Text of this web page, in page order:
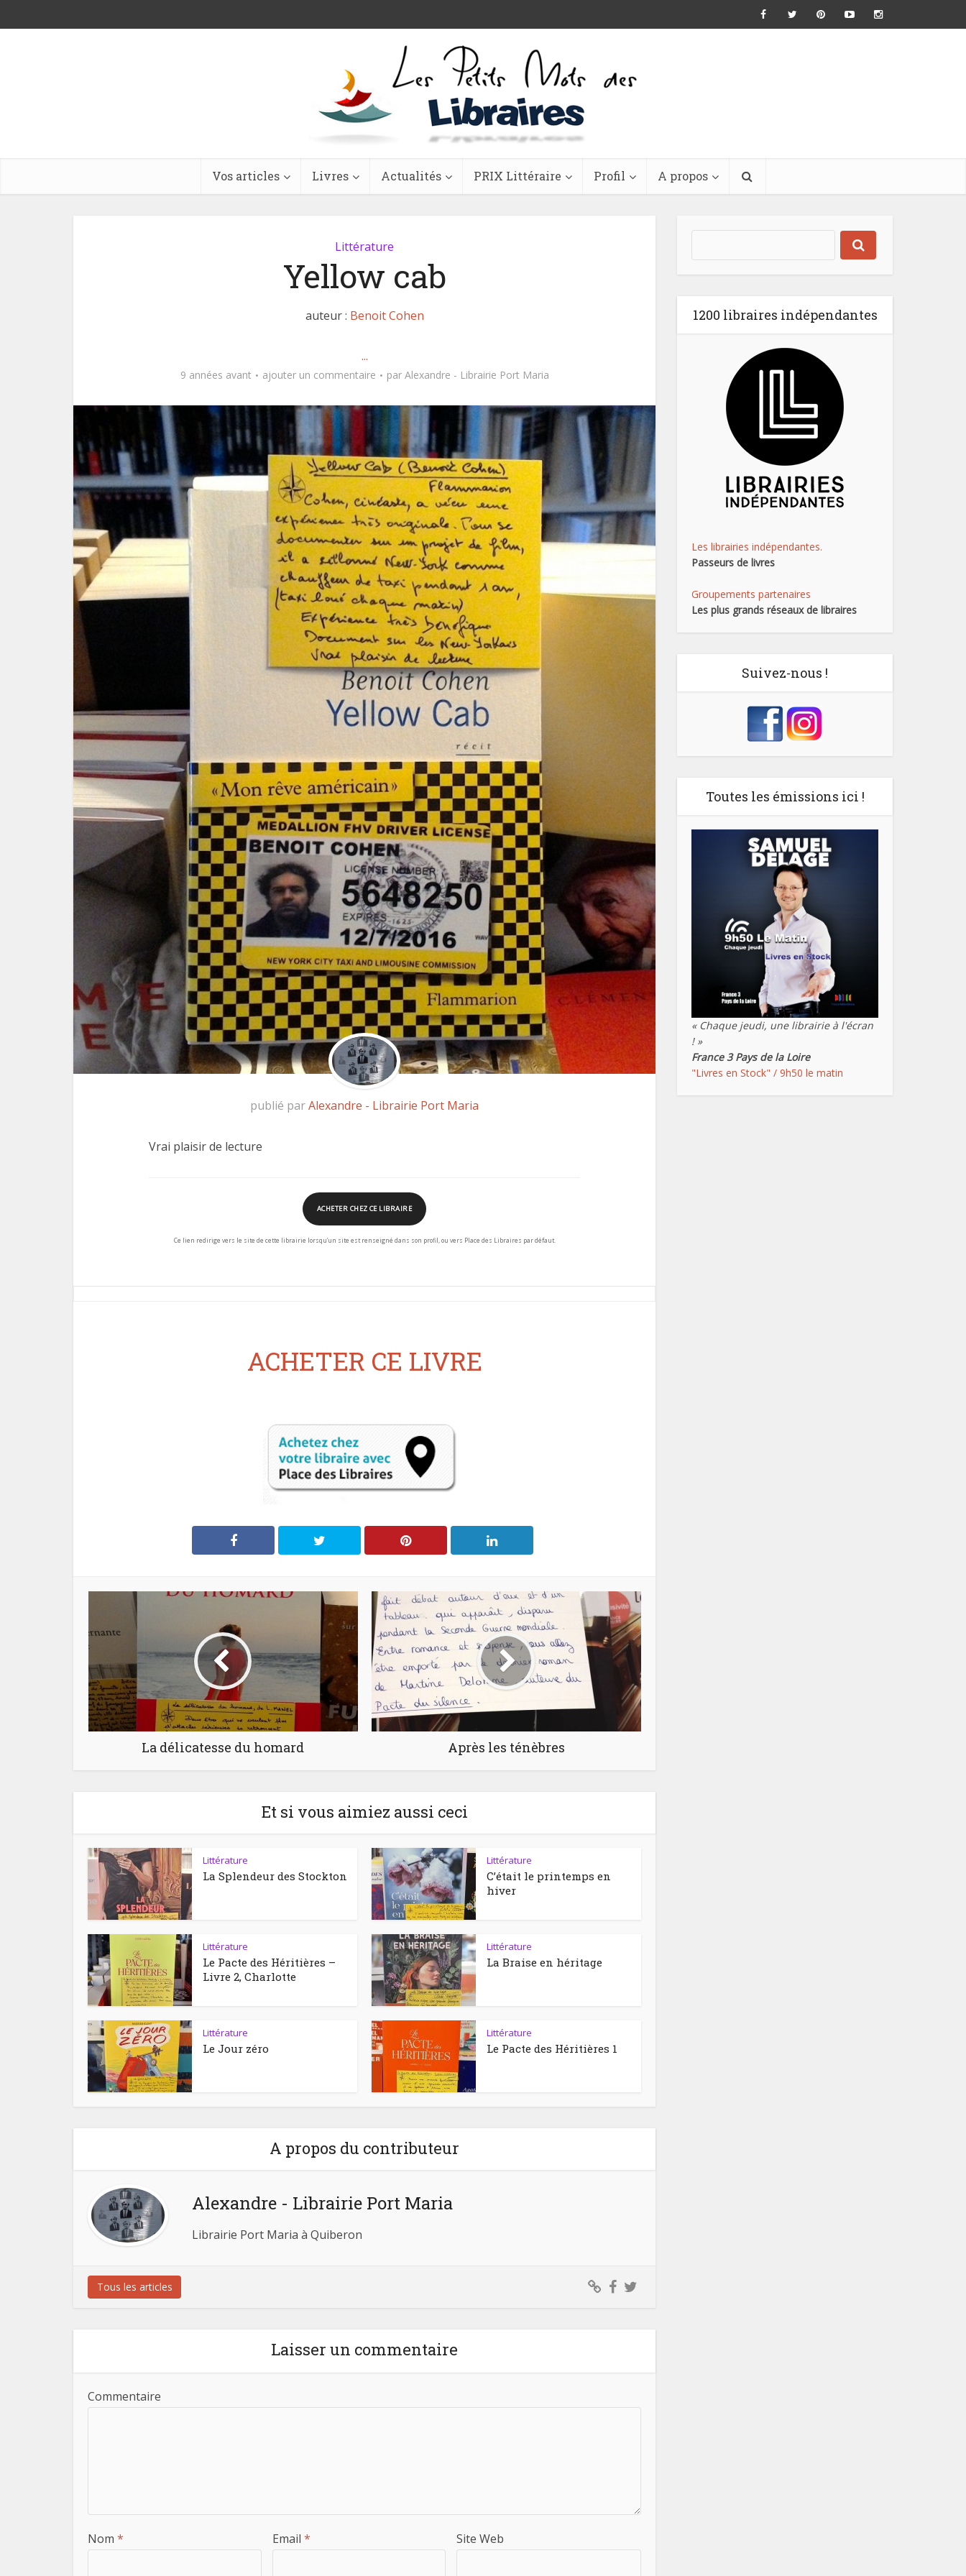
Vos articles Livres Actualités PRIX Littéraire Profil A propos
Littérature
Yellow cab
auteur : Benoit Cohen
...
9 années avant ajouter un commentaire par Alexandre - Librairie Port Maria
publié parAlexandre - Librairie Port Maria
Vrai plaisir de lecture
ACHETER CHEZ CE LIBRAIRE
Ce lien redirige vers le site de cette librairie lorsqu’un site est renseigné dans son profil, ou vers Place des Libraires par défaut.
ACHETER CE LIVRE
La délicatesse du homard Après les ténèbres
Et si vous aimiez aussi ceci
Littérature
La Splendeur des Stockton
Littérature
C’était le printemps en
hiver
Littérature
Le Pacte des Héritières –
Livre 2, Charlotte
Littérature
La Braise en héritage
Littérature
Le Jour zéro
Littérature
Le Pacte des Héritières 1
A propos du contributeur
Alexandre - Librairie Port Maria
Librairie Port Maria à Quiberon
Tous les articles
Laisser un commentaire
Commentaire
Nom * Email * Site Web
1200 libraires indépendantes
Les librairies indépendantes.
Passeurs de livres
Groupements partenaires
Les plus grands réseaux de libraires
Suivez-nous !
Toutes les émissions ici !
« Chaque jeudi, une librairie à l'écran
! »
France 3 Pays de la Loire
"Livres en Stock" / 9h50 le matin